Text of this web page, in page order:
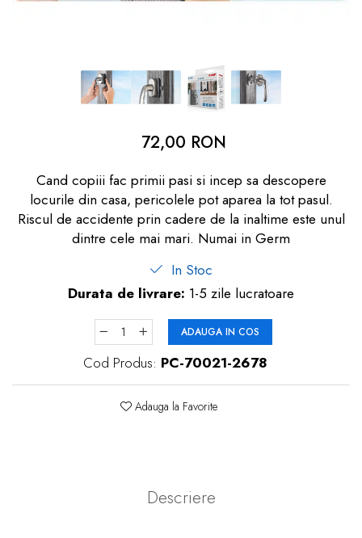
Igiena copii
72,00 RON
Cand copiii fac primii pasi si incep sa descopere
locurile din casa, pericolele pot aparea la tot pasul.
Riscul de accidente prin cadere de la inaltime este unul
dintre cele mai mari. Numai in Germ
In Stoc
Durata de livrare: 1-5 zile lucratoare
ADAUGA IN COS
Cod Produs: PC-70021-2678
Adauga la Favorite
Descriere